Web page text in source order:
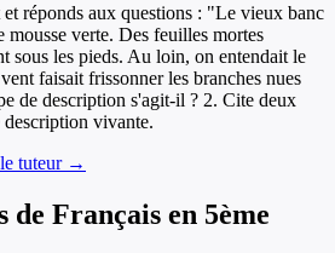
réponds aux questions : "Le vieux banc
mousse verte. Des feuilles mortes
sous les pieds. Au loin, on entendait le
faisait frissonner les branches nues
de description s'agit-il ? 2. Cite deux
description vivante.
tuteur →
de Français en 5ème